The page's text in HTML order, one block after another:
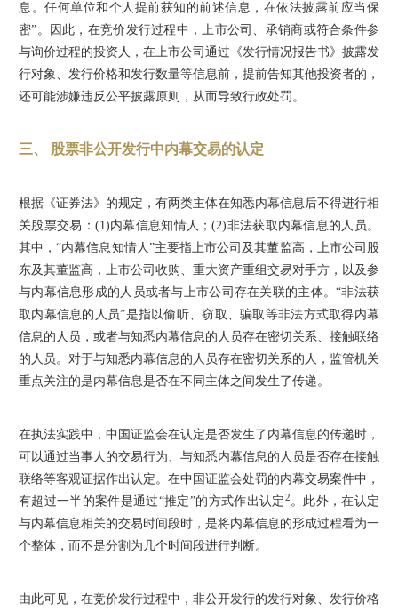
息。任何单位和个人提前获知的前述信息，在依法披露前应当保
密”。因此，在竞价发行过程中，上市公司、承销商或符合条件参
与询价过程的投资人，在上市公司通过《发行情况报告书》披露发
行对象、发行价格和发行数量等信息前，提前告知其他投资者的，
还可能涉嫌违反公平披露原则，从而导致行政处罚。
三、 股票非公开发行中内幕交易的认定
根据《证券法》的规定，有两类主体在知悉内幕信息后不得进行相
关股票交易：(1)内幕信息知情人；(2)非法获取内幕信息的人员。
其中，“内幕信息知情人”主要指上市公司及其董监高，上市公司股
东及其董监高，上市公司收购、重大资产重组交易对手方，以及参
与内幕信息形成的人员或者与上市公司存在关联的主体。“非法获
取内幕信息的人员”是指以偷听、窃取、骗取等非法方式取得内幕
信息的人员，或者与知悉内幕信息的人员存在密切关系、接触联络
的人员。对于与知悉内幕信息的人员存在密切关系的人，监管机关
重点关注的是内幕信息是否在不同主体之间发生了传递。
在执法实践中，中国证监会在认定是否发生了内幕信息的传递时，
可以通过当事人的交易行为、与知悉内幕信息的人员是否存在接触
联络等客观证据作出认定。在中国证监会处罚的内幕交易案件中，
有超过一半的案件是通过“推定”的方式作出认定2。此外，在认定
与内幕信息相关的交易时间段时，是将内幕信息的形成过程看为一
个整体，而不是分割为几个时间段进行判断。
由此可见，在竞价发行过程中，非公开发行的发行对象、发行价格